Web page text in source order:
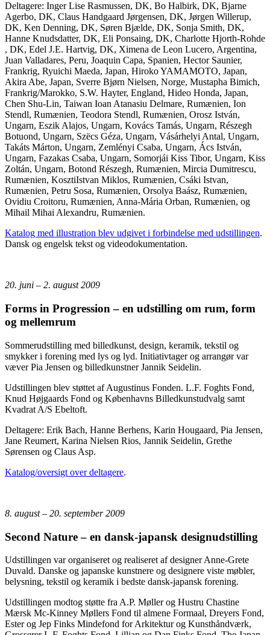
Deltagere: Inger Lise Rasmussen, DK, Bo Halbirk, DK, Bjarne
Agerbo, DK, Claus Handgaard Jørgensen, DK, Jørgen Willerup,
DK, Ken Denning, DK, Søren Bjælde, DK, Sonja Smith, DK,
Hanne Knudsdatter, DK, Eli Ponsaing, DK, Charlotte Hjorth-Rohde
, DK, Edel J.E. Hartvig, DK, Ximena de Leon Lucero, Argentina,
Juan Valladares, Peru, Joaquin Capa, Spanien, Hector Saunier,
Frankrig, Ryuichi Maeda, Japan, Hiroko YAMAMOTO, Japan,
Akira Abe, Japan, Sverre Bjørn Nielsen, Norge, Mustapha Bimich,
Frankrig/Marokko, S.W. Hayter, England, Hideo Honda, Japan,
Chen Shu-Lin, Taiwan Ioan Atanasiu Delmare, Rumænien, Ion
Stendl, Rumænien, Teodora Stendl, Rumænien, Orosz István,
Ungarn, Eszik Alajos, Ungarn, Kovács Tamás, Ungarn, Részegh
Botuond, Ungarn, Szëcs Géza, Ungarn, Vásárhelyi Antal, Ungarn,
Takáts Márton, Ungarn, Zemlényi Csaba, Ungarn, Ács István,
Ungarn, Fazakas Csaba, Ungarn, Somorjái Kiss Tibor, Ungarn, Kiss
Zoltán, Ungarn, Botond Részegh, Rumænien, Mircia Dumitrescu,
Rumænien, KosztiIstvan Miklos, Rumænien, Csáki Istvan,
Rumænien, Petru Sosa, Rumænien, Orsolya Baász, Rumænien,
Ovidiu Croitoru, Rumænien, Anna-Mária Orban, Rumænien, og
Mihail Mihai Alexandru, Rumænien.
Katalog med illustration blev udgivet i forbindelse med udstillingen.
Dansk og engelsk tekst og videodokumentation.
20. juni – 2. august 2009
Forms in Progression – en udstilling om rum, form
og mellemrum
Sommerudstilling med billedkunst, design, keramik, tekstil og
smykker i forening med lys og lyd. Initiativtager og arrangør var
væver Pia Jensen og billedkunstner Jannik Seidelin.
Udstillingen blev støttet af Augustinus Fonden. L.F. Foghts Fond,
Knud Højgaards Fond og Københavns Billedkunstudvalg samt
Kvadrat A/S Ebeltoft.
Deltagere: Erik Bach, Hanne Berhens, Karin Hougaard, Pia Jensen,
Jane Reumert, Karina Nielsen Rios, Jannik Seidelin, Grethe
Sørensen og Claus Asp.
Katalog/oversigt over deltagere.
8. august – 20. september 2009
Second Nature – en dansk-japansk designudstilling
Udstillingen var organiseret og realiseret af designer Anne-Grete
Duvald. Danske og japanske kunstnere og designere viste møbler,
belysning, tekstil og keramik i bedste dansk-japansk forening.
Udstillingen modtog støtte fra A.P. Møller og Hustru Chastine
Mærsk Mc-Kinney Møllers Fond til almene Formaal, Dreyers Fond,
Ester og Jep Finks Mindefond for Arkitektur og Kunsthåndværk,